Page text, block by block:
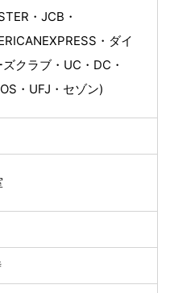
・JCB・
・ダイ
クラブ・UC・DC・
・UFJ・セゾン)